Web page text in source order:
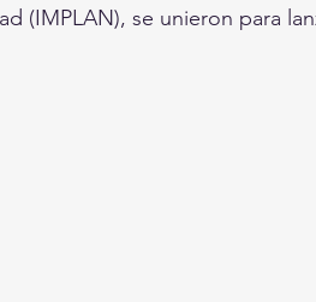
(IMPLAN), se unieron para